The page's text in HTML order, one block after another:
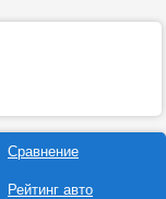
Сравнение
Рейтинг авто